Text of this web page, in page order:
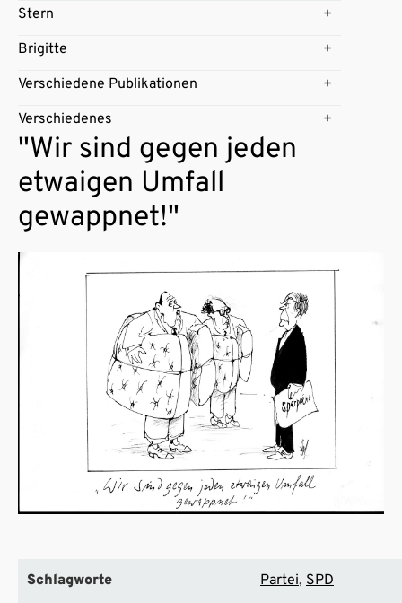
Stern
Brigitte
Verschiedene Publikationen
Verschiedenes
"Wir sind gegen jeden
etwaigen Umfall
gewappnet!"
Schlagworte Partei SPD